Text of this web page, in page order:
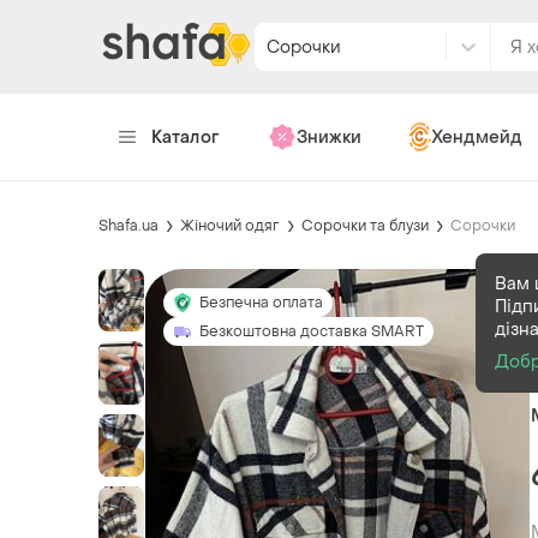
Сорочки
Каталог Знижки Хендмейд
Shafa.ua Жіночий одяг Сорочки та блузи Сорочки
Безпечна оплата
Безкоштовна доставка SMART
Вам